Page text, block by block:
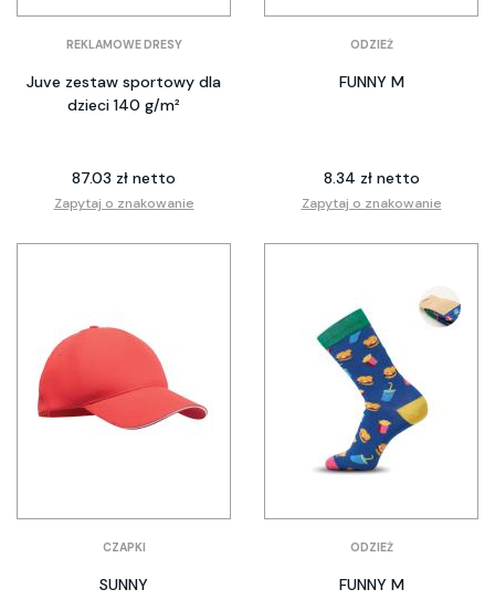
REKLAMOWE DRESY
Juve zestaw sportowy dla
dzieci 140 g/m²
87.03 zł netto
Zapytaj o znakowanie
ODZIEŻ
FUNNY M
8.34 zł netto
Zapytaj o znakowanie
CZAPKI
SUNNY
ODZIEŻ
FUNNY M